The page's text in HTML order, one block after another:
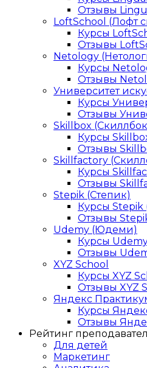
Отзывы
LoftSchool (Лофт
Курсы
Отзывы
Netology
Курсы
Отзывы
Университет
Курсы
Отзывы
Skillbox
Курсы
Отзывы
Skillfactory
Курсы
Отзывы
Stepik (Степик)
Курсы Stepik
Отзывы
Udemy (Юдеми)
Курсы
Отзывы
XYZ School
Курсы XYZ
Отзывы XYZ
Яндекс
Курсы
Отзывы
Рейтинг
Для детей
Маркетинг